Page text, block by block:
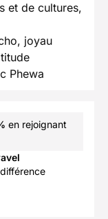
et de cultures,
joyau
Phewa
en rejoignant